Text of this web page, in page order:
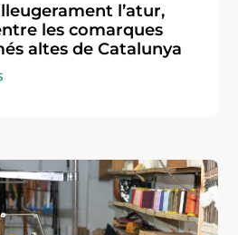
l’atur,
les comarques
altes de Catalunya